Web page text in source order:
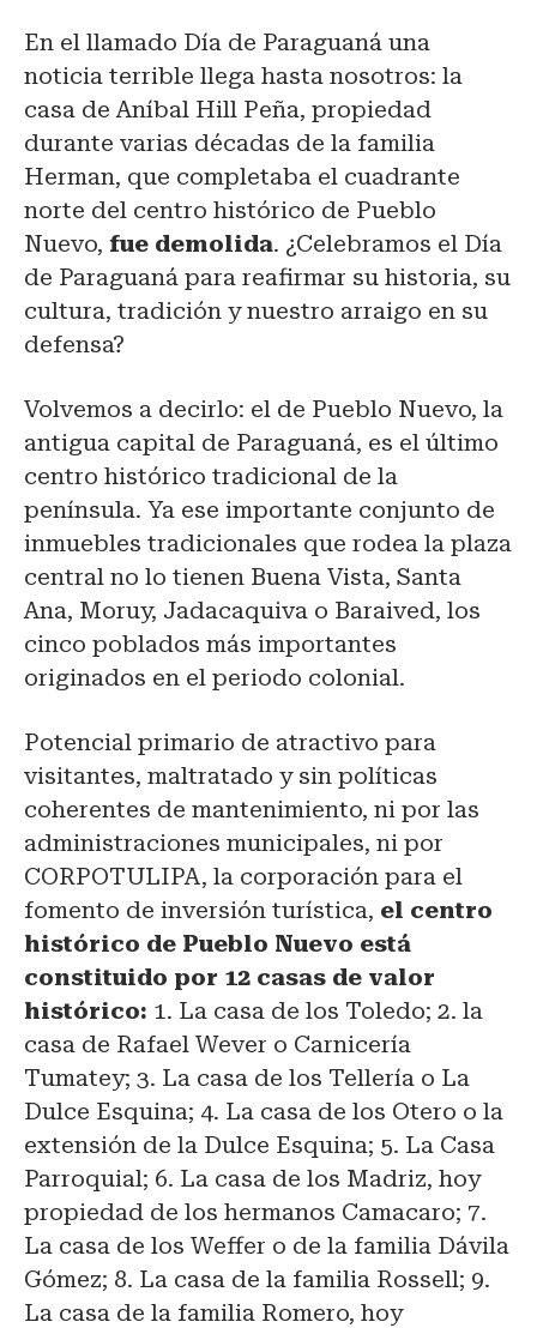
En el llamado Día de Paraguaná una
noticia terrible llega hasta nosotros: la
casa de Aníbal Hill Peña, propiedad
durante varias décadas de la familia
Herman, que completaba el cuadrante
norte del centro histórico de Pueblo
Nuevo, fue demolida. ¿Celebramos el Día
de Paraguaná para reafirmar su historia, su
cultura, tradición y nuestro arraigo en su
defensa?
Volvemos a decirlo: el de Pueblo Nuevo, la
antigua capital de Paraguaná, es el último
centro histórico tradicional de la
península. Ya ese importante conjunto de
inmuebles tradicionales que rodea la plaza
central no lo tienen Buena Vista, Santa
Ana, Moruy, Jadacaquiva o Baraived, los
cinco poblados más importantes
originados en el periodo colonial.
Potencial primario de atractivo para
visitantes, maltratado y sin políticas
coherentes de mantenimiento, ni por las
administraciones municipales, ni por
CORPOTULIPA, la corporación para el
fomento de inversión turística, el centro
histórico de Pueblo Nuevo está
constituido por 12 casas de valor
histórico: 1. La casa de los Toledo; 2. la
casa de Rafael Wever o Carnicería
Tumatey; 3. La casa de los Tellería o La
Dulce Esquina; 4. La casa de los Otero o la
extensión de la Dulce Esquina; 5. La Casa
Parroquial; 6. La casa de los Madriz, hoy
propiedad de los hermanos Camacaro; 7.
La casa de los Weffer o de la familia Dávila
Gómez; 8. La casa de la familia Rossell; 9.
La casa de la familia Romero, hoy